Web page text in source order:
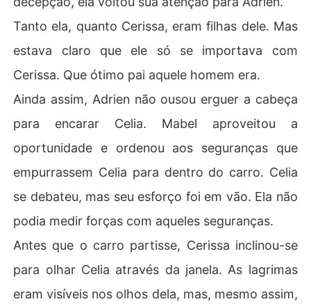
Tanto ela, quanto Cerissa, eram filhas dele. Mas
estava claro que ele só se importava com
Cerissa. Que ótimo pai aquele homem era.
Ainda assim, Adrien não ousou erguer a cabeça
para encarar Celia. Mabel aproveitou a
oportunidade e ordenou aos seguranças que
empurrassem Celia para dentro do carro. Celia
se debateu, mas seu esforço foi em vão. Ela não
podia medir forças com aqueles seguranças.
Antes que o carro partisse, Cerissa inclinou-se
para olhar Celia através da janela. As lagrimas
eram visíveis nos olhos dela, mas, mesmo assim,